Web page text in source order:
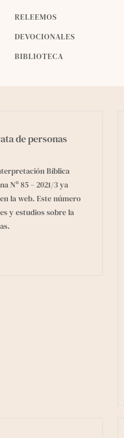
RELEEMOS
DEVOCIONALES
BIBLIOTECA
de personas
Bíblica
Nº 85 – 2021/3 ya
la web. Este número
y estudios sobre la